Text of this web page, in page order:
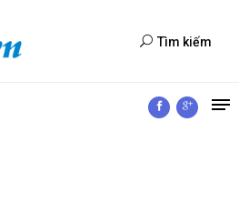
Tìm kiếm